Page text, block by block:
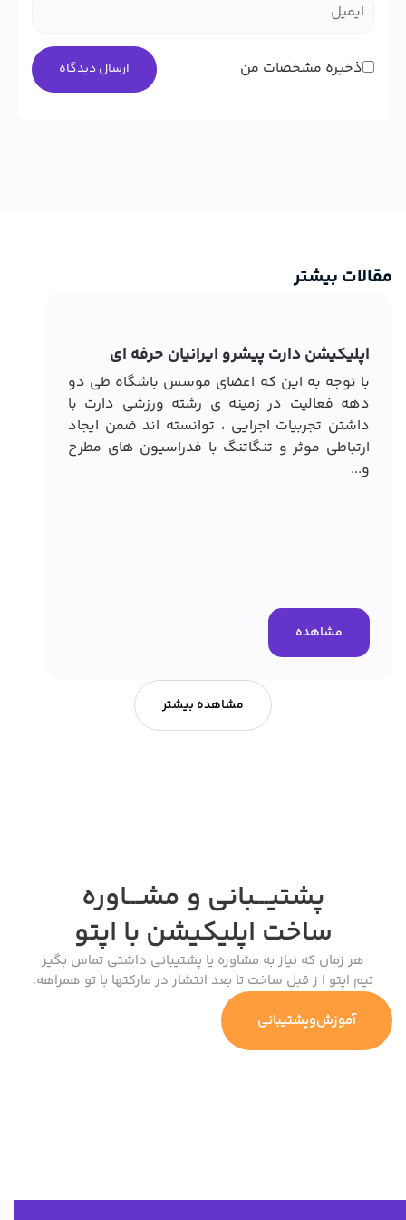
ذخیره مشخصات من
مقالات بیشتر
مشاهده بیشتر
اپلیکیشن دارت پیشرو ایرانیان حرفه ای
با توجه به این که اعضای موسس باشگاه طی دو
دهه فعالیت در زمینه ی رشته ورزشی دارت با
داشتن تجربیات اجرایی ، توانسته اند ضمن ایجاد
ارتباطی موثر و تنگاتنگ با فدراسیون های مطرح
و...
مشاهده
پشتیـــبانی و مشـــاوره
ساخت اپلیکیشن با اپتو
هر زمان که نیاز به مشاوره یا پشتیبانی داشتی تماس بگیر
تیم اپتو ا ز قبل ساخت تا بعد انتشار در مارکتها با تو همراهه.
آموزش‌وپشتیبانی